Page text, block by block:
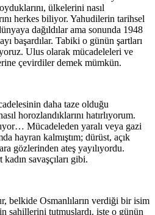
ülkelerini nasıl
herkes biliyor. Yahudilerin tarihsel
dağıldılar ama sonunda 1948
başardılar. Tabiki o günün şartları
Ulus olarak mücadeleleri ve
çevirdiler demek mümkün.
daha taze olduğu
horozlandıklarını hatırlıyorum.
Mücadeleden yaralı veya gazi
hayran kalmıştım; dürüst, açık
gözlerinden ateş yayılıyordu.
savaşçıları gibi.
belkide Osmanlıların verdiği bir isim
sahillerini tutmuşlardı. işte o günün